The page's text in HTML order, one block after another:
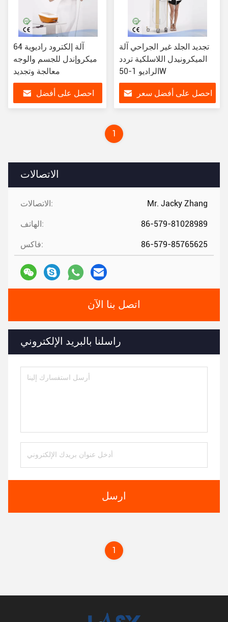
الاتصالات
الاتصالات: Mr. Jacky Zhang
الهاتف: 86-579-81028989
فاكس: 86-579-85765625
اتصل بنا الآن
راسلنا بالبريد الإلكتروني
ارسل
64 آلة إلكترود راديوية
ميكروإندل للجسم والوجه
معالجة وتجديد
احصل على أفضل
تجديد الجلد غير الجراحي آلة
الميكرونيدل اللاسلكية تردد
الراديو 1-50W
احصل على أفضل سعر
1
1